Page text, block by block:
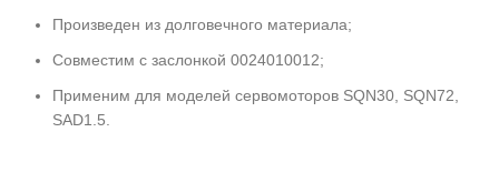
Произведен из долговечного материала;
Совместим с заслонкой 0024010012;
Применим для моделей сервомоторов SQN30, SQN72,
SAD1.5.